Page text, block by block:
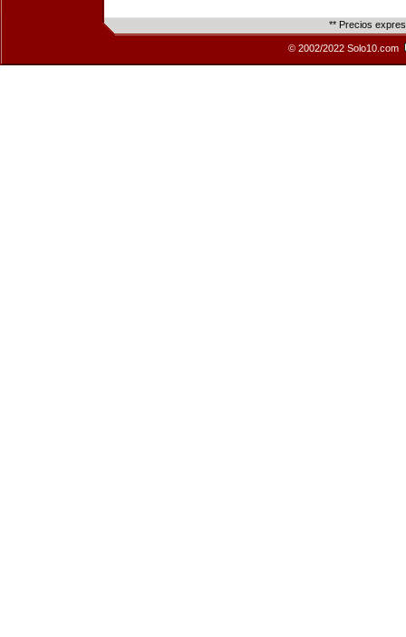
** Precios
© 2002/2022 Solo10.com